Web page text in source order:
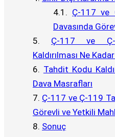
Ç-117 ve
Davasında
Ç-117 ve Ç-
Kaldırılması Ne
Tahdit Kodu
Dava Masrafları
Ç-117 ve Ç-119
Görevli ve Yetkili
Sonuç